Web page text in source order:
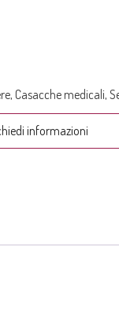
, Casacche medicali,
informazioni